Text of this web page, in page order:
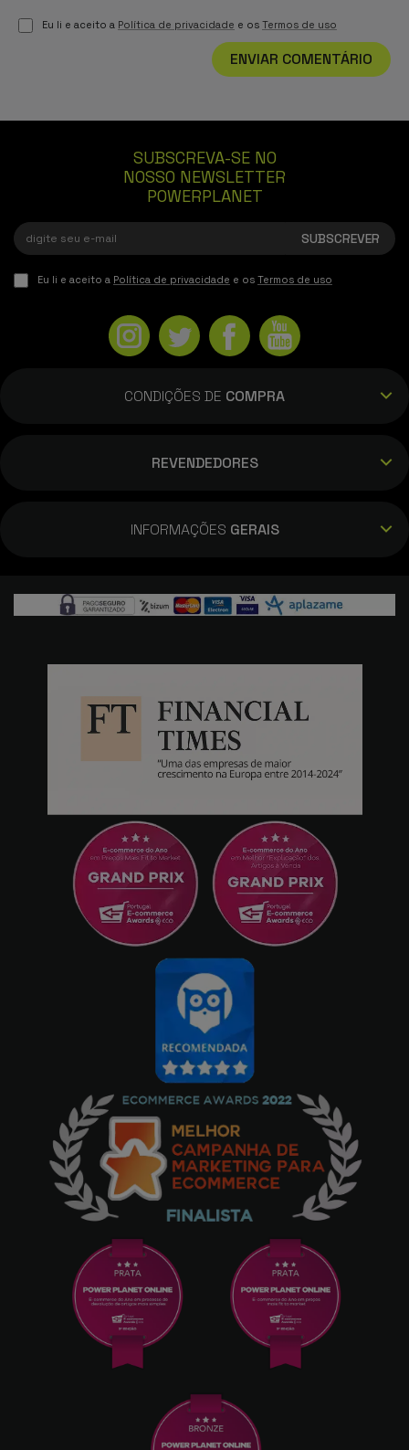
Eu li e aceito a Política de privacidade e os Termos de uso
ENVIAR COMENTÁRIO
SUBSCREVA-SE NO
NOSSO NEWSLETTER
POWERPLANET
Eu li e aceito a Política de privacidade e os Termos de uso
CONDIÇÕES DE COMPRA
REVENDEDORES
INFORMAÇÕES GERAIS